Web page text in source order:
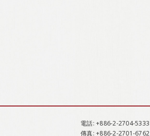
電話: +886-2-2704-5333
傳真: +886-2-2701-6762